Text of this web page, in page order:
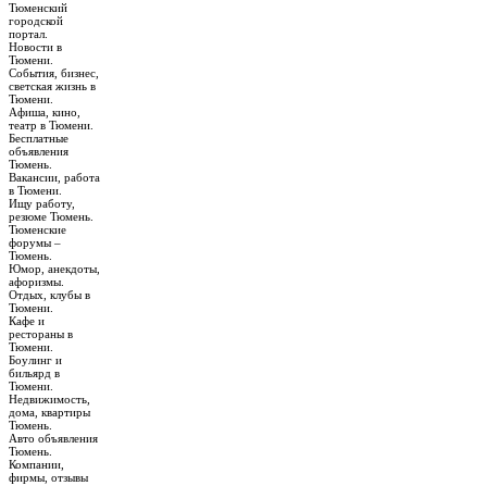
Тюменский
городской
портал.
Новости в
Тюмени.
События, бизнес,
светская жизнь в
Тюмени.
Афиша, кино,
театр в Тюмени.
Бесплатные
объявления
Тюмень.
Вакансии, работа
в Тюмени.
Ищу работу,
резюме Тюмень.
Тюменские
форумы –
Тюмень.
Юмор, анекдоты,
афоризмы.
Отдых, клубы в
Тюмени.
Кафе и
рестораны в
Тюмени.
Боулинг и
бильярд в
Тюмени.
Недвижимость,
дома, квартиры
Тюмень.
Авто объявления
Тюмень.
Компании,
фирмы, отзывы